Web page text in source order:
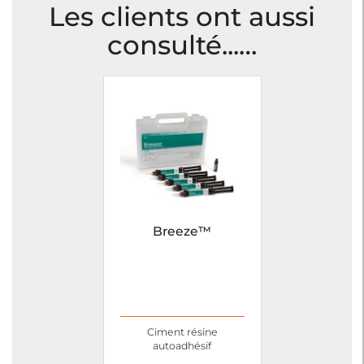
Les clients ont aussi
consulté...…
Breeze™
Ciment résine
autoadhésif